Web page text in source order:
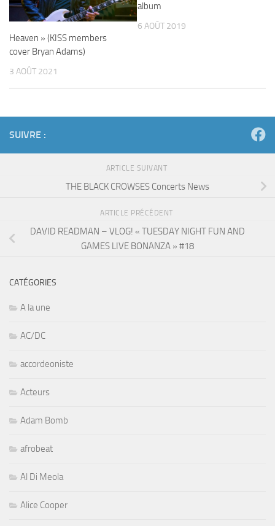
Heaven » (KISS members
cover Bryan Adams)
3 AOÛT 2021
album
6 AOÛT 2019
SUIVRE :
ARTICLE SUIVANT
THE BLACK CROWSES Concerts News
ARTICLE PRÉCÉDENT
DAVID READMAN – VLOG! « TUESDAY NIGHT FUN AND
GAMES LIVE BONANZA » #18
CATÉGORIES
A la une
AC/DC
accordeoniste
Acteurs
Adam Bomb
afrobeat
Al Di Meola
Alice Cooper